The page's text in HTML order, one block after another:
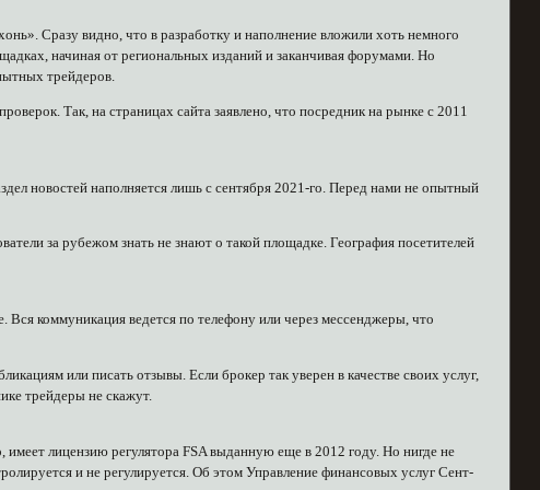
Сразу видно, что в разработку и наполнение вложили хоть немного
начиная от региональных изданий и заканчивая форумами. Но
трейдеров.
Так, на страницах сайта заявлено, что посредник на рынке с 2011
новостей наполняется лишь с сентября 2021-го. Перед нами не опытный
за рубежом знать не знают о такой площадке. География посетителей
коммуникация ведется по телефону или через мессенджеры, что
или писать отзывы. Если брокер так уверен в качестве своих услуг,
трейдеры не скажут.
лицензию регулятора FSA выданную еще в 2012 году. Но нигде не
и не регулируется. Об этом Управление финансовых услуг Сент-